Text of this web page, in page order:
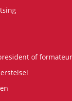
of formateur